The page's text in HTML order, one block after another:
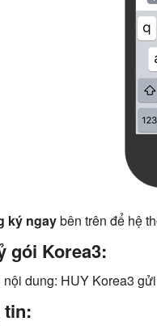
ký ngaybên trên để hệ
gói Korea3:
dung: HUY Korea3
tin: